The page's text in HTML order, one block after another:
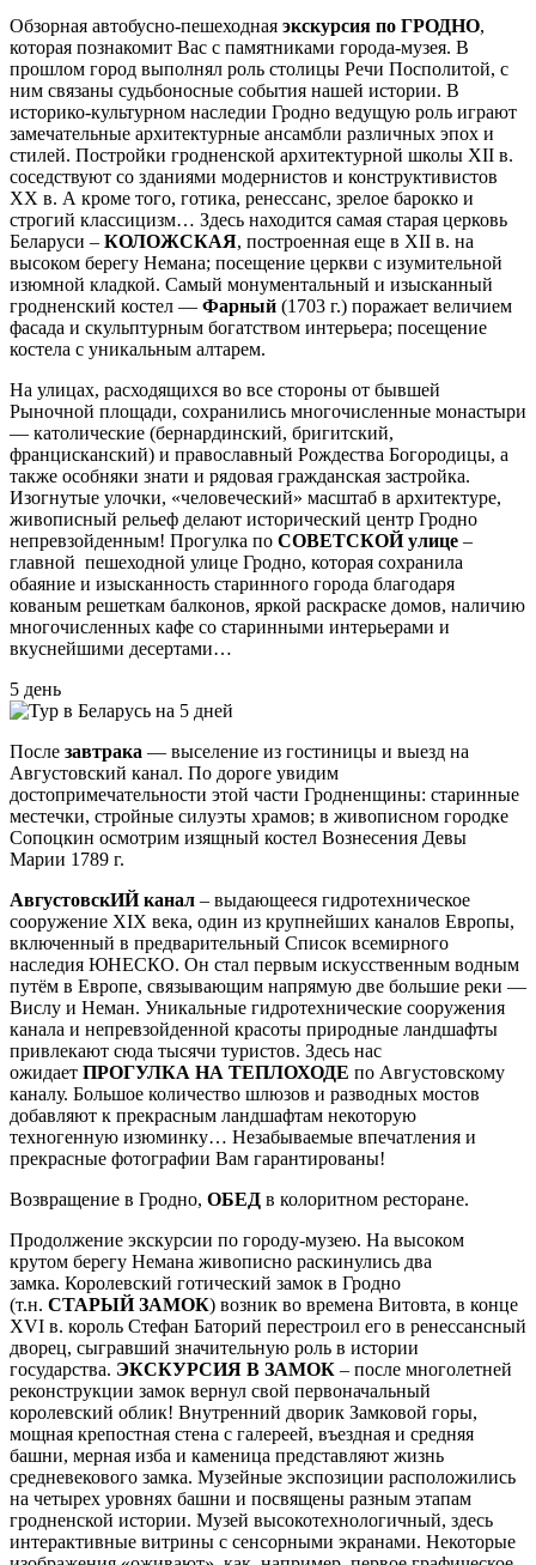
Обзорная автобусно-пешеходная экскурсия по ГРОДНО,
которая познакомит Вас с памятниками города-музея. В
прошлом город выполнял роль столицы Речи Посполитой, с
ним связаны судьбоносные события нашей истории. В
историко-культурном наследии Гродно ведущую роль играют
замечательные архитектурные ансамбли различных эпох и
стилей. Постройки гродненской архитектурной школы XII в.
соседствуют со зданиями модернистов и конструктивистов
XX в. А кроме того, готика, ренессанс, зрелое барокко и
строгий классицизм… Здесь находится самая старая церковь
Беларуси – КОЛОЖСКАЯ, построенная еще в XII в. на
высоком берегу Немана; посещение церкви с изумительной
изюмной кладкой. Самый монументальный и изысканный
гродненский костел — Фарный (1703 г.) поражает величием
фасада и скульптурным богатством интерьера; посещение
костела с уникальным алтарем.
На улицах, расходящихся во все стороны от бывшей
Рыночной площади, сохранились многочисленные монастыри
— католические (бернардинский, бригитский,
францисканский) и православный Рождества Богородицы, а
также особняки знати и рядовая гражданская застройка.
Изогнутые улочки, «человеческий» масштаб в архитектуре,
живописный рельеф делают исторический центр Гродно
непревзойденным! Прогулка по СОВЕТСКОЙ улице –
главной пешеходной улице Гродно, которая сохранила
обаяние и изысканность старинного города благодаря
кованым решеткам балконов, яркой раскраске домов, наличию
многочисленных кафе со старинными интерьерами и
вкуснейшими десертами…
5 день
После завтрака — выселение из гостиницы и выезд на
Августовский канал. По дороге увидим
достопримечательности этой части Гродненщины: старинные
местечки, стройные силуэты храмов; в живописном городке
Сопоцкин осмотрим изящный костел Вознесения Девы
Марии 1789 г.
АвгустовскИЙ канал – выдающееся гидротехническое
сооружение XIX века, один из крупнейших каналов Европы,
включенный в предварительный Список всемирного
наследия ЮНЕСКО. Он стал первым искусственным водным
путём в Европе, связывающим напрямую две большие реки —
Вислу и Неман. Уникальные гидротехнические сооружения
канала и непревзойденной красоты природные ландшафты
привлекают сюда тысячи туристов. Здесь нас
ожидает ПРОГУЛКА НА ТЕПЛОХОДЕ по Августовскому
каналу. Большое количество шлюзов и разводных мостов
добавляют к прекрасным ландшафтам некоторую
техногенную изюминку… Незабываемые впечатления и
прекрасные фотографии Вам гарантированы!
Возвращение в Гродно, ОБЕД в колоритном ресторане.
Продолжение экскурсии по городу-музею. На высоком
крутом берегу Немана живописно раскинулись два
замка. Королевский готический замок в Гродно
(т.н. СТАРЫЙ ЗАМОК) возник во времена Витовта, в конце
XVI в. король Стефан Баторий перестроил его в ренессансный
дворец, сыгравший значительную роль в истории
государства. ЭКСКУРСИЯ В ЗАМОК – после многолетней
реконструкции замок вернул свой первоначальный
королевский облик! Внутренний дворик Замковой горы,
мощная крепостная стена с галереей, въездная и средняя
башни, мерная изба и каменица представляют жизнь
средневекового замка. Музейные экспозиции расположились
на четырех уровнях башни и посвящены разным этапам
гродненской истории. Музей высокотехнологичный, здесь
интерактивные витрины с сенсорными экранами. Некоторые